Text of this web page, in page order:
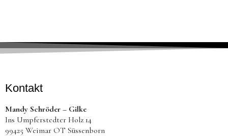
Kontakt
Mandy Schröder – Gilke
Ins Umpferstedter Holz 14
99425 Weimar OT Süssenborn